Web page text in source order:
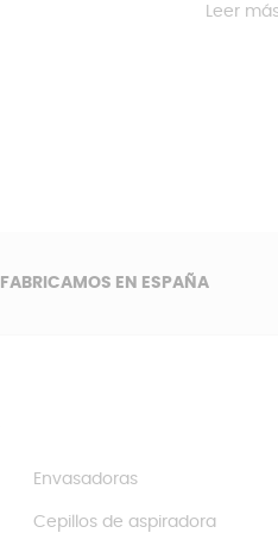
Leer
FABRICAMOS EN ESPAÑA
Envasadoras
Cepillos de aspiradora